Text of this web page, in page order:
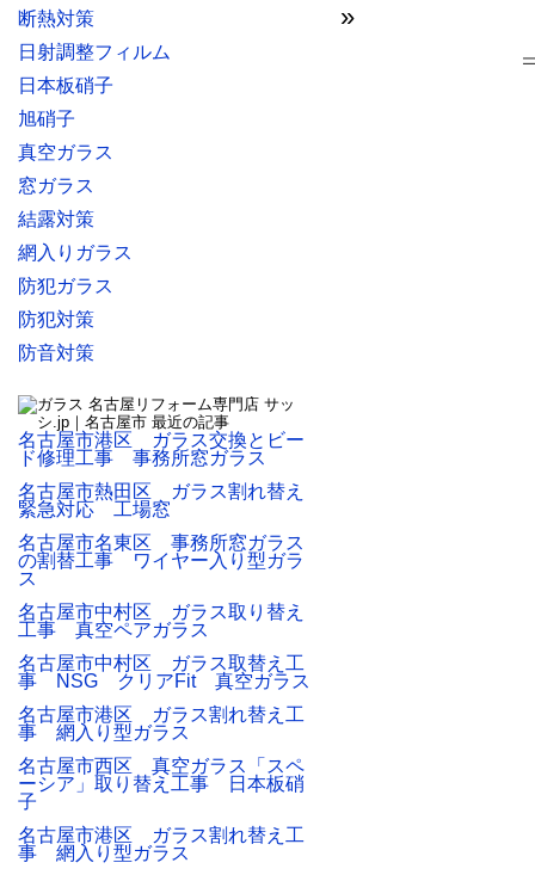
»
断熱対策
日射調整フィルム
日本板硝子
旭硝子
真空ガラス
窓ガラス
結露対策
網入りガラス
防犯ガラス
防犯対策
防音対策
名古屋市港区 ガラス交換とビー
ド修理工事 事務所窓ガラス
名古屋市熱田区 ガラス割れ替え
緊急対応 工場窓
名古屋市名東区 事務所窓ガラス
の割替工事 ワイヤー入り型ガラ
ス
名古屋市中村区 ガラス取り替え
工事 真空ペアガラス
名古屋市中村区 ガラス取替え工
事 NSG クリアFit 真空ガラス
名古屋市港区 ガラス割れ替え工
事 網入り型ガラス
名古屋市西区 真空ガラス「スペ
ーシア」取り替え工事 日本板硝
子
名古屋市港区 ガラス割れ替え工
事 網入り型ガラス